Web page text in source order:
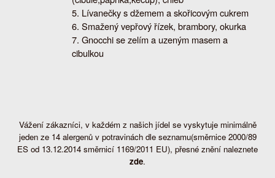
Lívanečky s džemem a skořicovým cukrem
Smažený vepřový řízek, brambory, okurka
Gnocchi se zelím a uzeným masem a
cibulkou
Vážení zákazníci, v každém z našich jídel se vyskytuje minimálně
jeden ze 14 alergenů v potravinách dle seznamu(směrnice 2000/89
ES od 13.12.2014 směrnicí 1169/2011 EU), přesné znění naleznete
zde.